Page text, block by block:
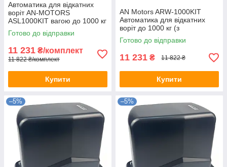
Автоматика для відкатних
воріт AN-MOTORS
ASL1000KIT вагою до 1000 кг
Готово до відправки
11 231 ₴/комплект
11 822 ₴/комплект
Купити
AN Motors ARW-1000KIT
Автоматика для відкатних
воріт до 1000 кг (з
механічними кінцевими
вимикачами)
Готово до відправки
11 231 ₴ 11 822 ₴
Купити
–5% –5%